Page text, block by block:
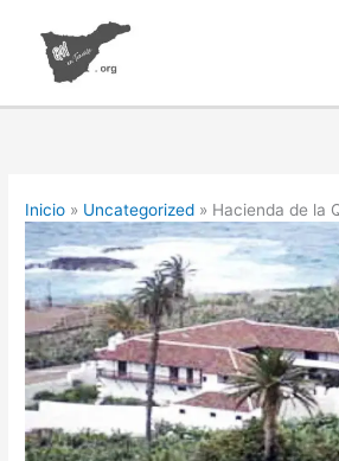
contenido
Inicio Uncategorized Hacienda de la